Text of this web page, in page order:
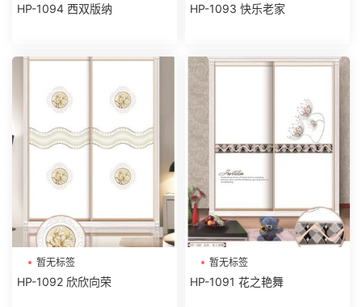
HP-1094 西双版纳 HP-1093 快乐老家
暂无标签
HP-1092 欣欣向荣
暂无标签
HP-1091 花之艳舞